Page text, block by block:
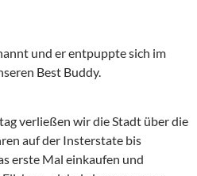
und er entpuppte sich im
Best Buddy.
verließen wir die Stadt über die
auf der Insterstate bis
erste Mal einkaufen und